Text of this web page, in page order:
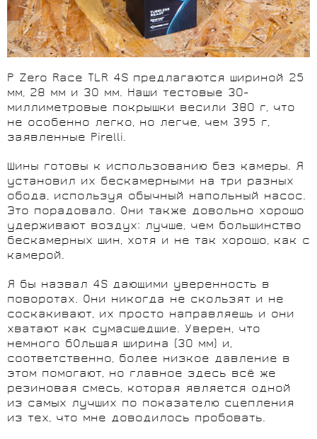
P Zero Race TLR 4S предлагаются шириной 25
мм, 28 мм и 30 мм. Наши тестовые 30-
миллиметровые покрышки весили 380 г, что
не особенно легко, но легче, чем 395 г,
заявленные Pirelli.
Шины готовы к использованию без камеры. Я
установил их бескамерными на три разных
обода, используя обычный напольный насос.
Это порадовало. Они также довольно хорошо
удерживают воздух: лучше, чем большинство
бескамерных шин, хотя и не так хорошо, как с
камерой.
Я бы назвал 4S дающими уверенность в
поворотах. Они никогда не скользят и не
соскакивают, их просто направляешь и они
хватают как сумасшедшие. Уверен, что
немного бОльшая ширина (30 мм) и,
соответственно, более низкое давление в
этом помогают, но главное здесь всё же
резиновая смесь, которая является одной
из самых лучших по показателю сцепления
из тех, что мне доводилось пробовать.